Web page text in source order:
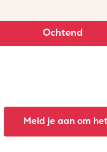
Ochtend
Meld je aan om